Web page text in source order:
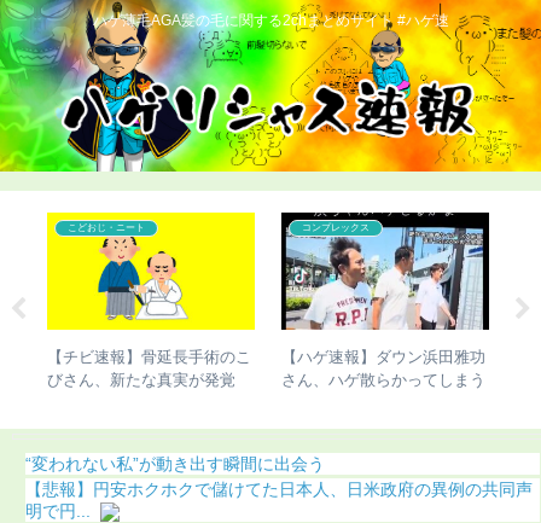
ハゲ薄毛AGA髪の毛に関する2chまとめサイト #ハゲ速
こどおじ・ニート
【チビ速報】骨延長手術のこ
びさん、新たな真実が発覚
コンプレックス
【ハゲ速報】ダウン浜田雅功
さん、ハゲ散らかってしまう
“変われない私”が動き出す瞬間に出会う
【悲報】円安ホクホクで儲けてた日本人、日米政府の異例の共同声
明で円...